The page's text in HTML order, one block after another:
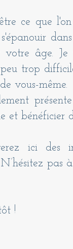
ce que
votre âge.
trop
vous-même.
et bénéficier
ici des
pas
!